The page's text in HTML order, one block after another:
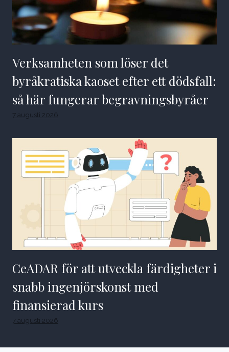
Verksamheten som löser det
byråkratiska kaoset efter ett dödsfall:
så här fungerar begravningsbyråer
7 augusti 2026
CeADAR för att utveckla färdigheter i
snabb ingenjörskonst med
finansierad kurs
7 augusti 2026